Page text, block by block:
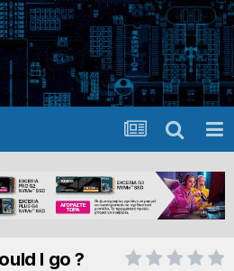
I go ?